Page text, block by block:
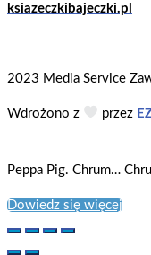
ksiazeczkibajeczki.pl
2023 Media Service
Wdrożono z przez
Peppa Pig. Chrum…
Dowiedz się więcej